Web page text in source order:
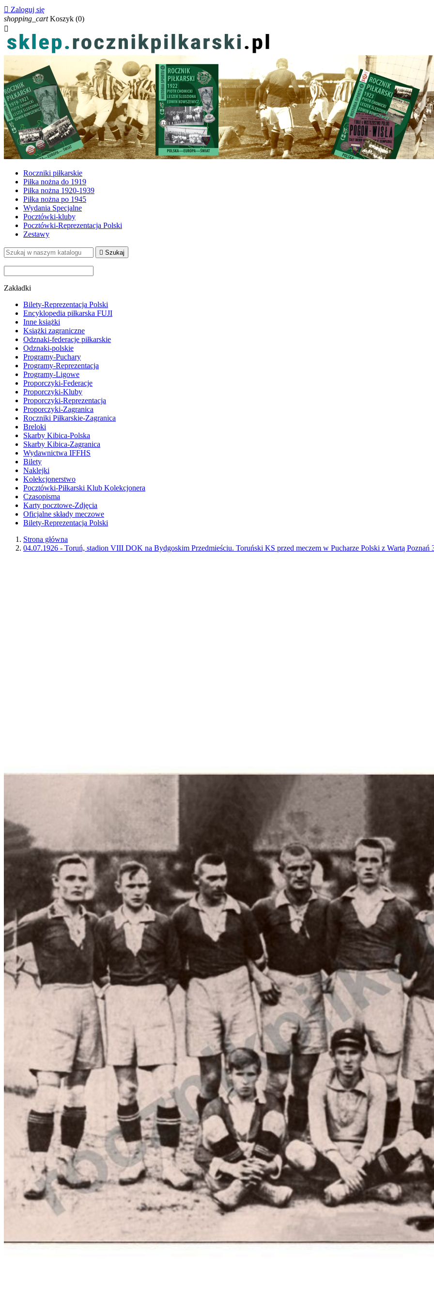
 Zaloguj się
shopping_cart Koszyk (0)

Roczniki piłkarskie
Piłka nożna do 1919
Piłka nożna 1920-1939
Piłka nożna po 1945
Wydania Specjalne
Pocztówki-kluby
Pocztówki-Reprezentacja Polski
Zestawy
 Szukaj
Zakładki
Bilety-Reprezentacja Polski
Encyklopedia piłkarska FUJI
Inne książki
Książki zagraniczne
Odznaki-federacje piłkarskie
Odznaki-polskie
Programy-Puchary
Programy-Reprezentacja
Programy-Ligowe
Proporczyki-Federacje
Proporczyki-Kluby
Proporczyki-Reprezentacja
Proporczyki-Zagranica
Roczniki Piłkarskie-Zagranica
Breloki
Skarby Kibica-Polska
Skarby Kibica-Zagranica
Wydawnictwa IFFHS
Bilety
Naklejki
Kolekcjonerstwo
Pocztówki-Piłkarski Klub Kolekcjonera
Czasopisma
Karty pocztowe-Zdjęcia
Oficjalne składy meczowe
Bilety-Reprezentacja Polski
Strona główna
04.07.1926 - Toruń, stadion VIII DOK na Bydgoskim Przedmieściu. Toruński KS przed meczem w Pucharze Polski z Wartą Poznań